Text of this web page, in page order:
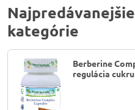
kategórie
Berberine
regulácia